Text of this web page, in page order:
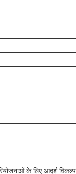
के लिए आदर्श विकल्प